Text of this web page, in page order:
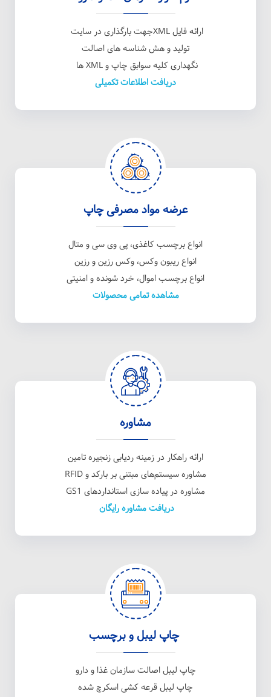
ارائه فایل XMLجهت بارگذاری در سایت
تولید و هش شناسه های اصالت
نگهداری کلیه سوابق چاپ و XML ها
دریافت اطلاعات تکمیلی
عرضه مواد مصرفی چاپ
انواع برچسب کاغذی، پی وی سی و متال
انواع ریبون وکس، وکس رزین و رزین
انواع برچسب اموال، خرد شونده و امنیتی
مشاهده تمامی محصولات
مشاوره
ارائه راهکار در زمینه ردیابی زنجیره تامین
مشاوره سیستم‌های مبتنی بر بارکد و RFID
مشاوره در پیاده سازی استانداردهای GS1
دریافت مشاوره رایگان
چاپ لیبل و برچسب
چاپ لیبل اصالت سازمان غذا و دارو
چاپ لیبل قرعه کشی اسکرچ شده